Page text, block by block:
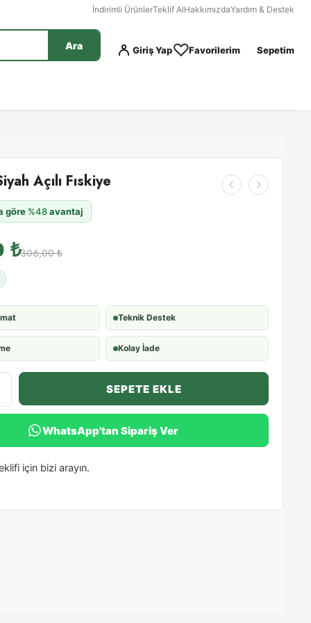
İndirimli ÜrünlerTeklif AlHakkımızdaYardım & Destek
Ara Giriş Yap Favorilerim Sepetim
Açılı Fıskiye
göre %48avantaj
306,00₺
₺
Teknik Destek
Kolay İade
SEPETE EKLE
WhatsApp'tan Sipariş Ver
için bizi arayın.